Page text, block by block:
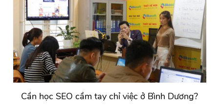
Cần học SEO cầm tay chỉ việc ở Bình Dương?